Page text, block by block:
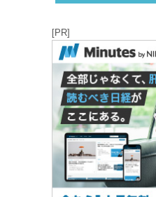
[PR]